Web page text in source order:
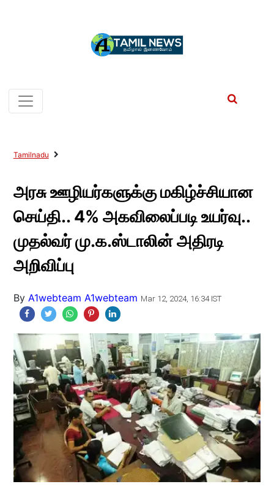
Tamilnadu
அரசு ஊழியர்களுக்கு மகிழ்ச்சியான
செய்தி.. 4% அகவிலைப்படி உயர்வு..
முதல்வர் மு.க.ஸ்டாலின் அதிரடி
அறிவிப்பு
By A1webteam A1webteam Mar 12, 2024, 16:34 IST